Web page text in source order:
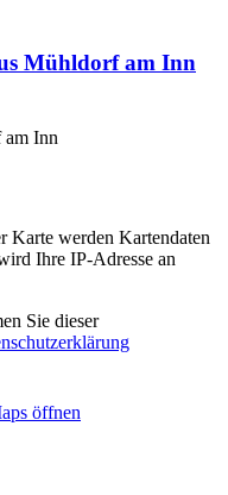
Mühldorf am Inn
am Inn
Karte werden Kartendaten
Ihre IP-Adresse an
Sie dieser
öffnen